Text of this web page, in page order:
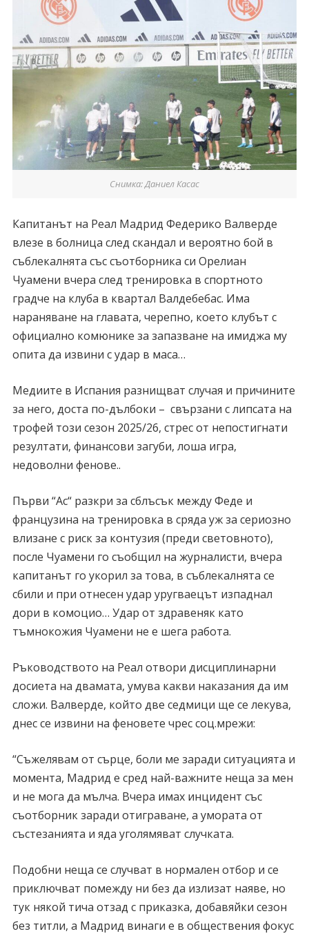
Снимка: Даниел Касас
Капитанът на Реал Мадрид Федерико Валверде
влезе в болница след скандал и вероятно бой в
съблекалнята със съотборника си Орелиан
Чуамени вчера след тренировка в спортното
градче на клуба в квартал Валдебебас. Има
нараняване на главата, черепно, което клубът с
официално комюнике за запазване на имиджа му
опита да извини с удар в маса…
Медиите в Испания разнищват случая и причините
за него, доста по-дълбоки – свързани с липсата на
трофей този сезон 2025/26, стрес от непостигнати
резултати, финансови загуби, лоша игра,
недоволни фенове..
Първи “Ас“ разкри за сблъсък между Феде и
французина на тренировка в сряда уж за сериозно
влизане с риск за контузия (преди световното),
после Чуамени го съобщил на журналисти, вчера
капитанът го укорил за това, в съблекалнята се
сбили и при отнесен удар уругваецът изпаднал
дори в комоцио… Удар от здравеняк като
тъмнокожия Чуамени не е шега работа.
Ръководството на Реал отвори дисциплинарни
досиета на двамата, умува какви наказания да им
сложи. Валверде, който две седмици ще се лекува,
днес се извини на феновете чрес соц.мрежи:
“Съжелявам от сърце, боли ме заради ситуацията и
момента, Мадрид е сред най-важните неща за мен
и не мога да мълча. Вчера имах инцидент със
съотборник заради отиграване, а умората от
състезанията и яда уголямяват случката.
Подобни неща се случват в нормален отбор и се
приключват помежду ни без да излизат наяве, но
тук някой тича отзад с приказка, добавяйки сезон
без титли, а Мадрид винаги е в обществения фокус